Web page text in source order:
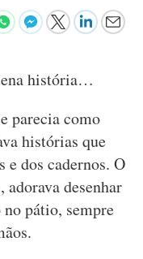
história…
parecia como
histórias que
dos cadernos. O
desenhar
no pátio, sempre